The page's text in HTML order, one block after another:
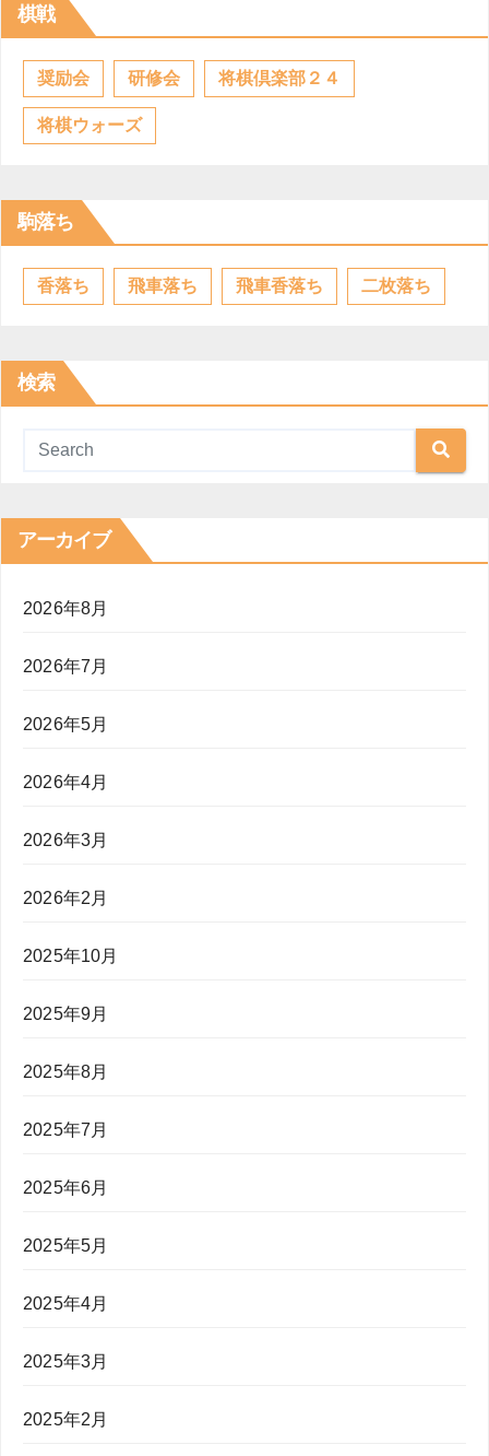
棋戦
奨励会 研修会 将棋倶楽部２４
将棋ウォーズ
駒落ち
香落ち 飛車落ち 飛車香落ち 二枚落ち
検索
アーカイブ
2026年8月
2026年7月
2026年5月
2026年4月
2026年3月
2026年2月
2025年10月
2025年9月
2025年8月
2025年7月
2025年6月
2025年5月
2025年4月
2025年3月
2025年2月